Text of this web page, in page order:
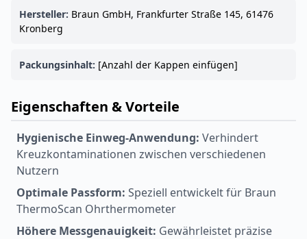
Hersteller: Braun GmbH, Frankfurter Straße 145, 61476
Kronberg
Packungsinhalt: [Anzahl der Kappen einfügen]
Eigenschaften & Vorteile
Hygienische Einweg-Anwendung: Verhindert
Kreuzkontaminationen zwischen verschiedenen
Nutzern
Optimale Passform: Speziell entwickelt für Braun
ThermoScan Ohrthermometer
Höhere Messgenauigkeit: Gewährleistet präzise